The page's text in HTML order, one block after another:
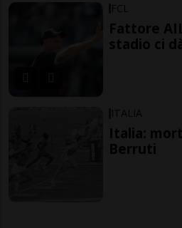
FCL
Fattore
stadio ci
ITALIA
Italia:
Berruti